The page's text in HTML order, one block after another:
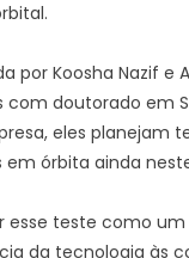
por Koosha Nazif e
com doutorado em
eles planejam
órbita ainda
esse teste como
da tecnologia às